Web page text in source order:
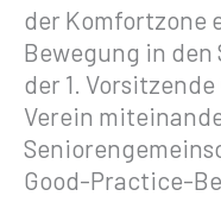
der Komfortzone
Bewegung in den
der 1.
Verein
Good-Practice-